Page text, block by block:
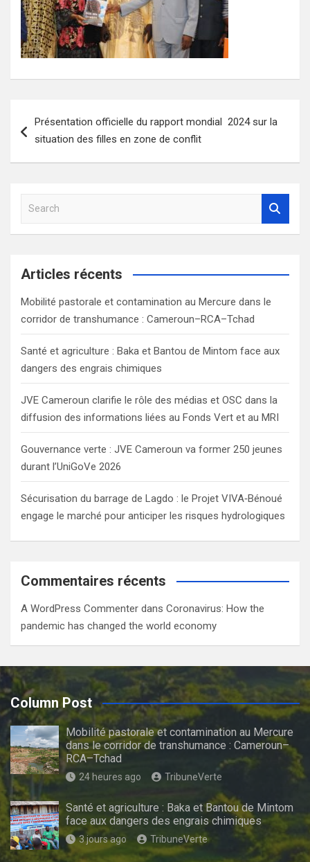
de
Présentation officielle du rapport mondial 2024 sur la
situation des filles en zone de conflit
a
c
Articles récents
Mobilité pastorale et contamination au Mercure dans le
corridor de transhumance : Cameroun–RCA–Tchad
Santé et agriculture : Baka et Bantou de Mintom face aux
dangers des engrais chimiques
JVE Cameroun clarifie le rôle des médias et OSC dans la
diffusion des informations liées au Fonds Vert et au MRI
Gouvernance verte : JVE Cameroun va former 250 jeunes
durant l’UniGoVe 2026
Sécurisation du barrage de Lagdo : le Projet VIVA‑Bénoué
engage le marché pour anticiper les risques hydrologiques
Commentaires récents
A WordPress Commenter dans Coronavirus: How the
pandemic has changed the world economy
Column Post
Mobilité pastorale et contamination au Mercure
dans le corridor de transhumance : Cameroun–
RCA–Tchad
24 heures ago TribuneVerte
Santé et agriculture : Baka et Bantou de Mintom
face aux dangers des engrais chimiques
3 jours ago TribuneVerte